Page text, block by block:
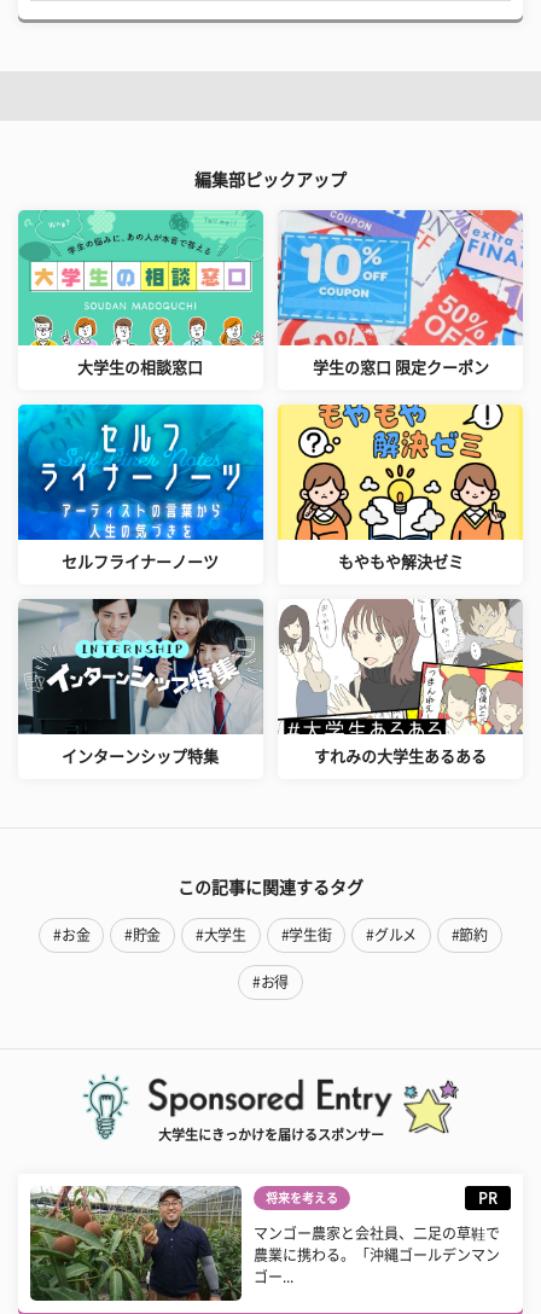
編集部ピックアップ
大学生の相談窓口 学生の窓口 限定クーポン
セルフライナーノーツ もやもや解決ゼミ
インターンシップ特集 すれみの大学生あるある
この記事に関連するタグ
#お金 #貯金 #大学生 #学生街 #グルメ #節約
#お得
大学生にきっかけを届けるスポンサー
将来を考える PR
マンゴー農家と会社員、二足の草鞋で
農業に携わる。「沖縄ゴールデンマン
ゴー...